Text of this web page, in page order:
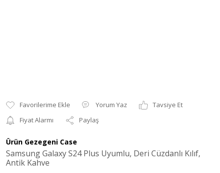
Yorum Yaz
Tavsiye Et
Fiyat Alarmı
Paylaş
Ürün Gezegeni Case
Samsung Galaxy S24 Plus Uyumlu, Deri Cüzdanlı Kılıf,
Antik Kahve